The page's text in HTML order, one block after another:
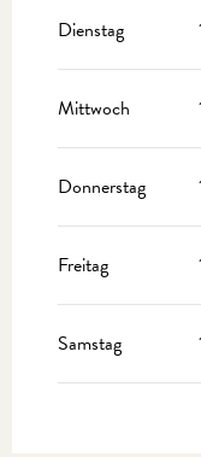
vom 1 Januar
vom1
Dienstag
Mittwoch
Donnerstag
Freitag
Samstag